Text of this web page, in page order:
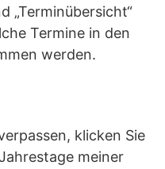
„Terminübersicht“
Termine in den
werden.
klicken Sie
meiner